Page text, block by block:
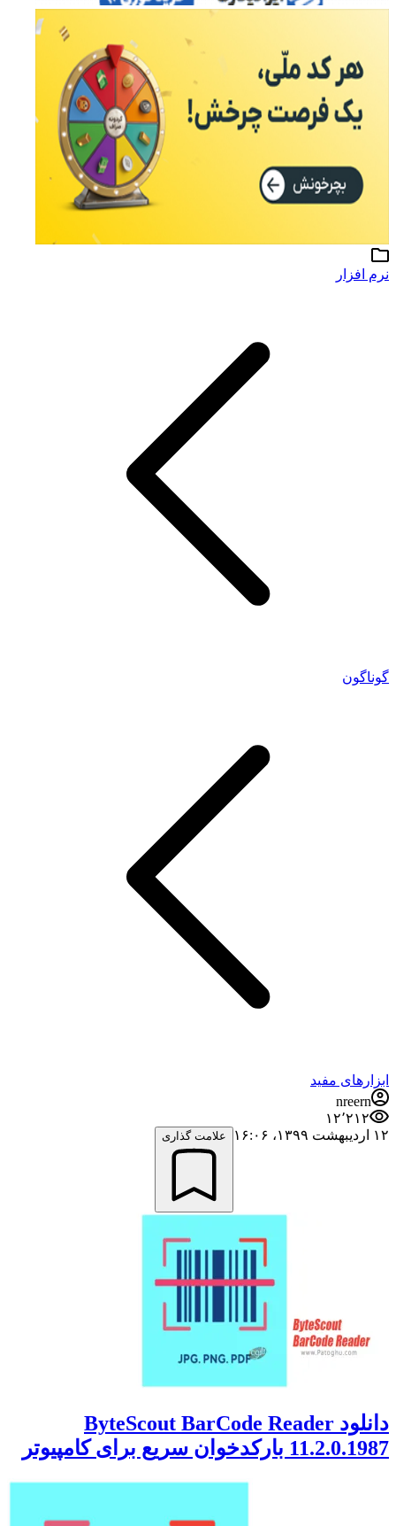
نرم افزار
گوناگون
ابزارهای مفید
nreern
۱۲٬۲۱۲
۱۲ اردیبهشت ۱۳۹۹،‏ ۱۶:۰۶
علامت گذاری
دانلود ByteScout BarCode Reader
11.2.0.1987 بارکدخوان سریع برای کامپیوتر